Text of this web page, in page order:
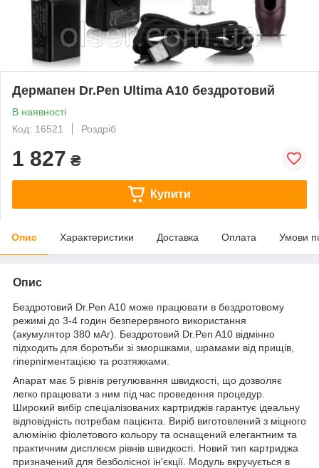
Дермапен Dr.Pen Ultima A10 бездротовий
В наявності
Код: 16521
Роздріб
1 827 ₴
Купити
Опис Характеристики Доставка Оплата Умови
Опис
Бездротовий Dr.Pen A10 може працювати в бездротовому
режимі до 3-4 годин безперервного використання
(акумулятор 380 мАг). Бездротовий Dr.Pen A10 відмінно
підходить для боротьби зі зморшками, шрамами від прищів,
гіперпігментацією та розтяжками.
Апарат має 5 рівнів регулювання швидкості, що дозволяє
легко працювати з ним під час проведення процедур.
Широкий вибір спеціалізованих картриджів гарантує ідеальну
відповідність потребам пацієнта. Виріб виготовлений з міцного
алюмінію фіолетового кольору та оснащений елегантним та
практичним дисплеєм рівнів швидкості. Новий тип картриджа
призначений для безболісної ін'єкції. Модуль вкручується в